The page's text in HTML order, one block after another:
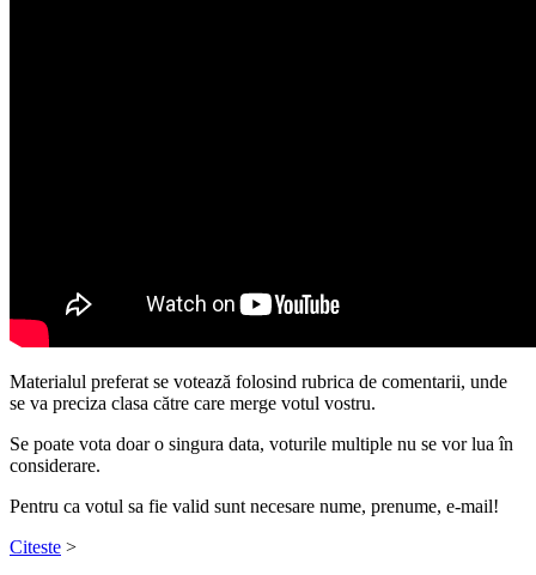
Materialul preferat se votează folosind rubrica de comentarii, unde
se va preciza clasa către care merge votul vostru.
Se poate vota doar o singura data, voturile multiple nu se vor lua în
considerare.
Pentru ca votul sa fie valid sunt necesare nume, prenume, e-mail!
Citeste >